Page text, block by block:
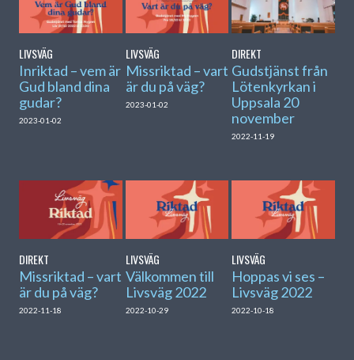
LIVSVÄG
Inriktad – vem är
Gud bland dina
gudar?
2023-01-02
LIVSVÄG
Missriktad – vart
är du på väg?
2023-01-02
DIREKT
Gudstjänst från
Lötenkyrkan i
Uppsala 20
november
2022-11-19
DIREKT
Missriktad – vart
är du på väg?
2022-11-18
LIVSVÄG
Välkommen till
Livsväg 2022
2022-10-29
LIVSVÄG
Hoppas vi ses –
Livsväg 2022
2022-10-18